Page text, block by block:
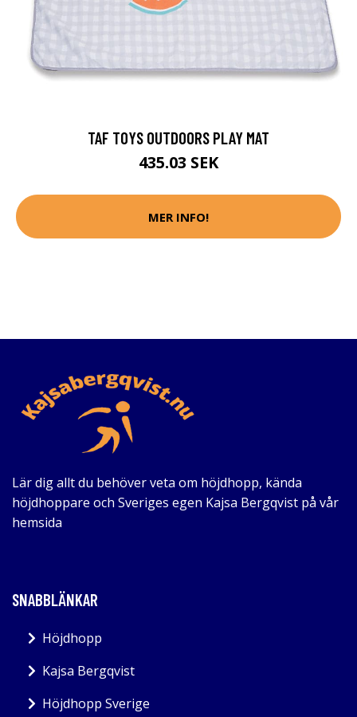
TAF TOYS OUTDOORS PLAY MAT
435.03 SEK
MER INFO!
Lär dig allt du behöver veta om höjdhopp, kända
höjdhoppare och Sveriges egen Kajsa Bergqvist på vår
hemsida
SNABBLÄNKAR
Höjdhopp
Kajsa Bergqvist
Höjdhopp Sverige